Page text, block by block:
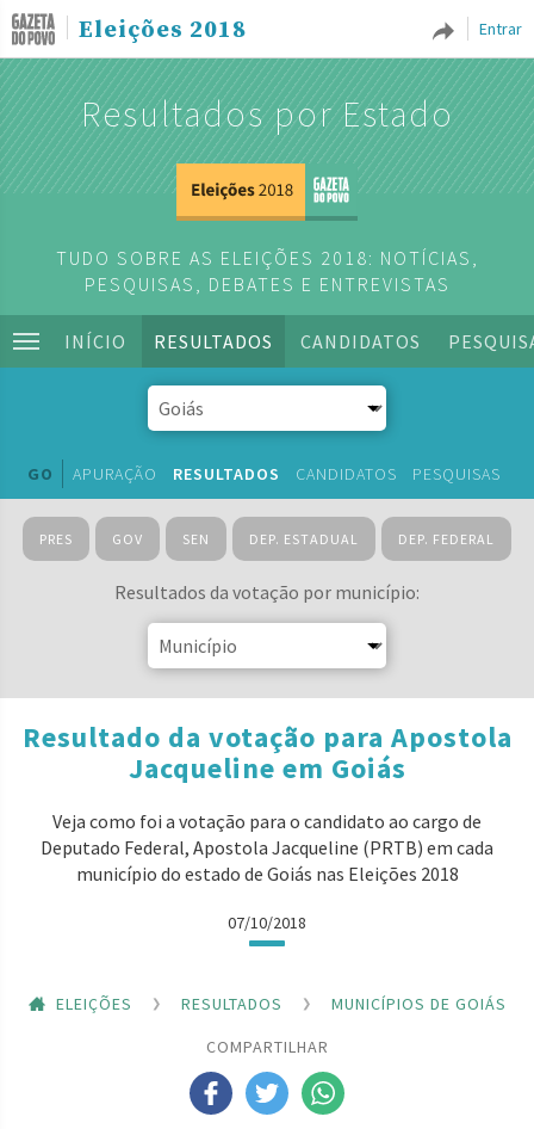
Entrar
Eleições 2018
Resultados por Estado
TUDO SOBRE AS ELEIÇÕES 2018: NOTÍCIAS,
PESQUISAS, DEBATES E ENTREVISTAS
INÍCIO RESULTADOS CANDIDATOS
GO APURAÇÃO RESULTADOS CANDIDATOS PESQUISAS
PRES GOV SEN DEP. ESTADUAL DEP. FEDERAL
Resultados da votação por município:
Resultado da votação para Apostola
Jacqueline em Goiás
Veja como foi a votação para o candidato ao cargo de
Deputado Federal, Apostola Jacqueline (PRTB) em cada
município do estado de Goiás nas Eleições 2018
07/10/2018
ELEIÇÕES RESULTADOS
MUNICÍPIOS DE GOIÁS
COMPARTILHAR